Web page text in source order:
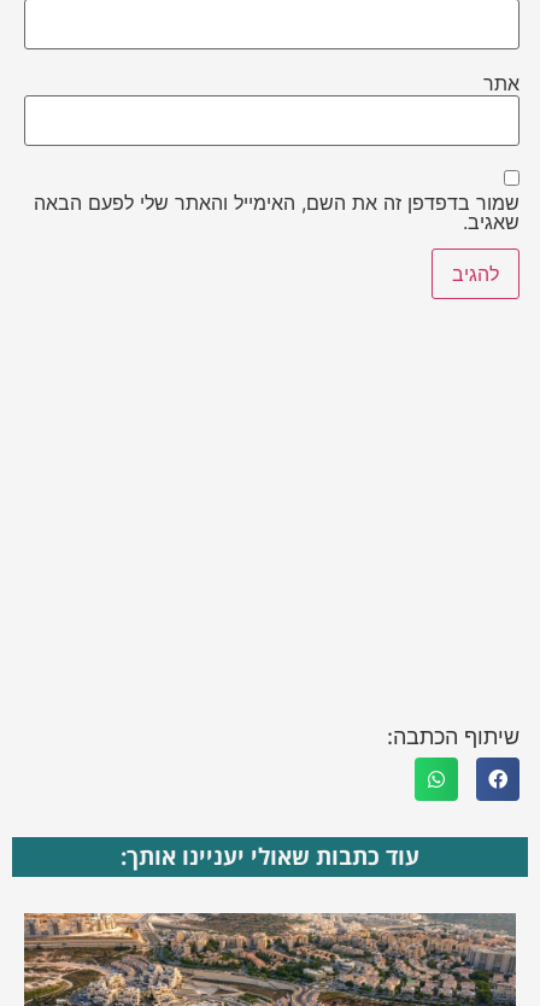
אתר
שמור בדפדפן זה את השם, האימייל והאתר שלי לפעם הבאה
שאגיב.
שיתוף הכתבה:
עוד כתבות שאולי יעניינו אותך: